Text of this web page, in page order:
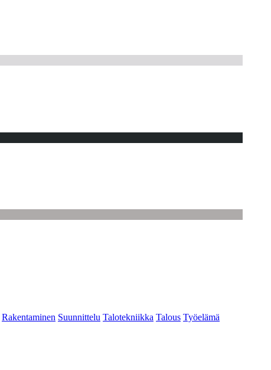
Rakentaminen Suunnittelu Talotekniikka Talous Työelämä